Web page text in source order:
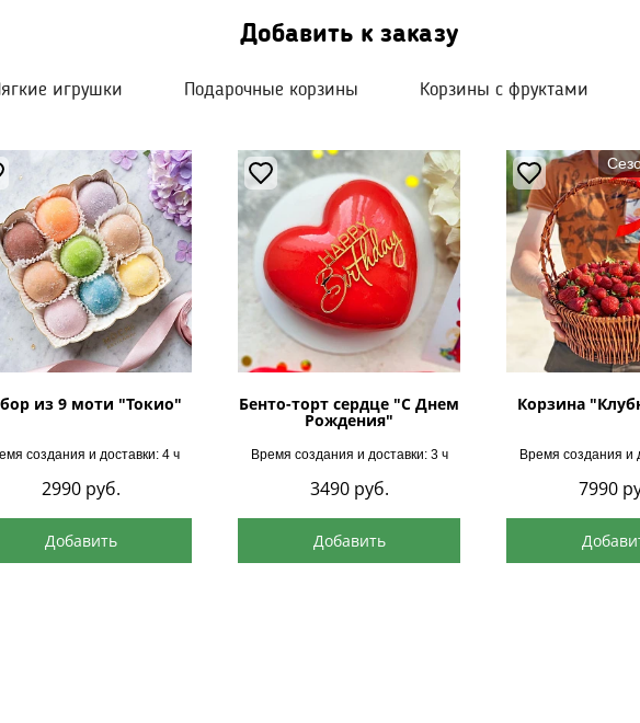
Добавить к заказу
игрушки Подарочные корзины Корзины с фруктами
из 9 моти "Токио"
создания и доставки: 4 ч
2990 руб.
Добавить
Бенто-торт сердце "С Днем
Рождения"
Время создания и доставки: 3 ч
3490 руб.
Добавить
Корзина
Время создания и
7990